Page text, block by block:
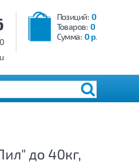
Позиций: 0
Товаров: 0
Сумма: 0 р.
до 40кг,